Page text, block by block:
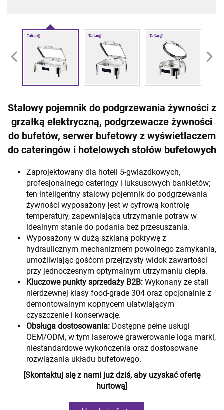
Stalowy pojemnik do podgrzewania żywności z
grzałką elektryczną, podgrzewacze żywności
do bufetów, serwer bufetowy z wyświetlaczem
do cateringów i hotelowych stołów bufetowych
Zaprojektowany dla hoteli 5-gwiazdkowych,
profesjonalnego cateringу i luksusowych bankietów;
ten inteligentny stalowy pojemnik do podgrzewania
żywności wyposażony jest w cyfrową kontrolę
temperatury, zapewniającą utrzymanie potraw w
idealnym stanie do podania bez przesuszania.
Wyposażony w dużą szklaną pokrywę z
hydraulicznym mechanizmem powolnego zamykania,
umożliwiając gośćom przejrzysty widok zawartości
przy jednoczesnym optymalnym utrzymaniu ciepła.
Kluczowe punkty sprzedaży B2B: Wykonany ze stali
nierdzewnej klasy food-grade 304 oraz opcjonalnie z
demontowalnym корпусem ułatwiającym
czyszczenie i konserwację.
Obsługa dostosowania: Dostępne pełne usługi
OEM/ODM, w tym laserowe grawerowanie loga marki,
niestandardowe wykończenia oraz dostosowane
rozwiązania układu bufetowego.
[Skontaktuj się z nami już dziś, aby uzyskać ofertę
hurtową]